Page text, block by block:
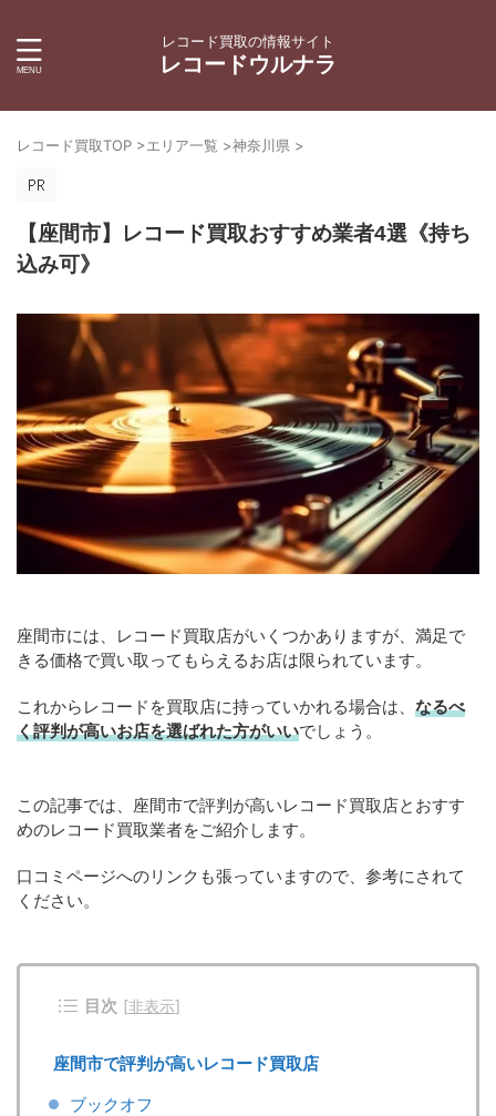
レコード買取の情報サイト
レコードウルナラ
レコード買取TOP >エリア一覧 >神奈川県 >
【座間市】レコード買取おすすめ業者4選《持ち
込み可》
座間市には、レコード買取店がいくつかありますが、満足で
きる価格で買い取ってもらえるお店は限られています。
これからレコードを買取店に持っていかれる場合は、 なるべ
く評判が高いお店を選ばれた方がいいでしょう。
この記事では、座間市で評判が高いレコード買取店とおすす
めのレコード買取業者をご紹介します。
口コミページへのリンクも張っていますので、参考にされて
ください。
目次 [非表示]
座間市で評判が高いレコード買取店
ブックオフ